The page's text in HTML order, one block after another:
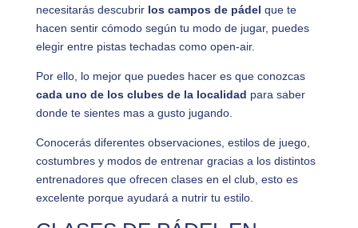
necesitarás descubrir los campos de pádel que te
hacen sentir cómodo según tu modo de jugar, puedes
elegir entre pistas techadas como open-air.
Por ello, lo mejor que puedes hacer es que conozcas
cada uno de los clubes de la localidad para saber
donde te sientes mas a gusto jugando.
Conocerás diferentes observaciones, estilos de juego,
costumbres y modos de entrenar gracias a los distintos
entrenadores que ofrecen clases en el club, esto es
excelente porque ayudará a nutrir tu estilo.